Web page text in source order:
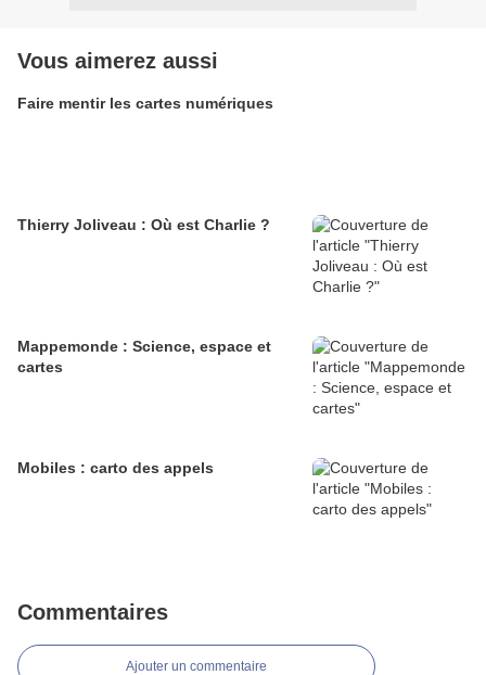
Vous aimerez aussi
Faire mentir les cartes numériques
Thierry Joliveau : Où est Charlie ?
Mappemonde : Science, espace et
cartes
Mobiles : carto des appels
Commentaires
Ajouter un commentaire